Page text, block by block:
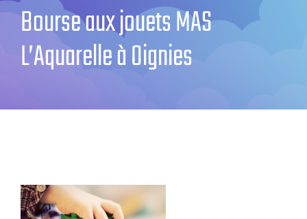
Bourse aux jouets MAS
L’Aquarelle à Oignies